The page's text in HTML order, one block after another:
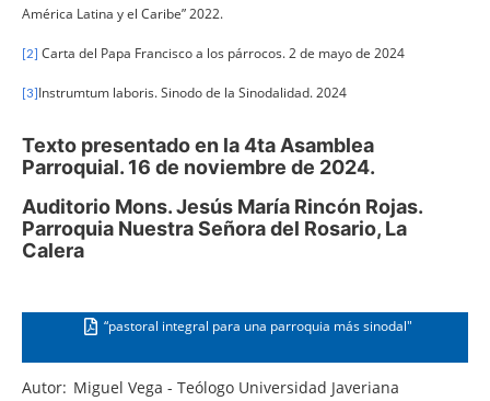
América Latina y el Caribe” 2022.
[2] Carta del Papa Francisco a los párrocos. 2 de mayo de 2024
[3] Instrumtum laboris. Sinodo de la Sinodalidad. 2024
Texto presentado en la 4ta Asamblea
Parroquial. 16 de noviembre de 2024.
Auditorio Mons. Jesús María Rincón Rojas.
Parroquia Nuestra Señora del Rosario, La
Calera
“pastoral integral para una parroquia más sinodal"
Autor: Miguel Vega - Teólogo Universidad Javeriana